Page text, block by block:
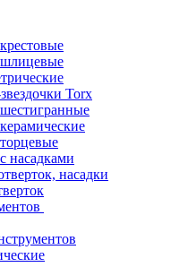
Torx
насадками
насадки